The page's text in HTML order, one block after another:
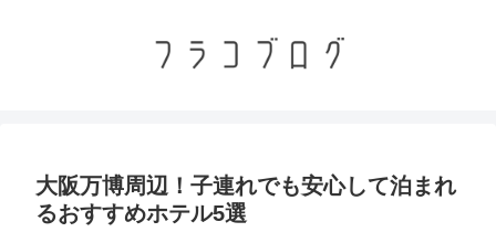
大阪万博周辺！子連れでも安心して泊まれ
るおすすめホテル5選